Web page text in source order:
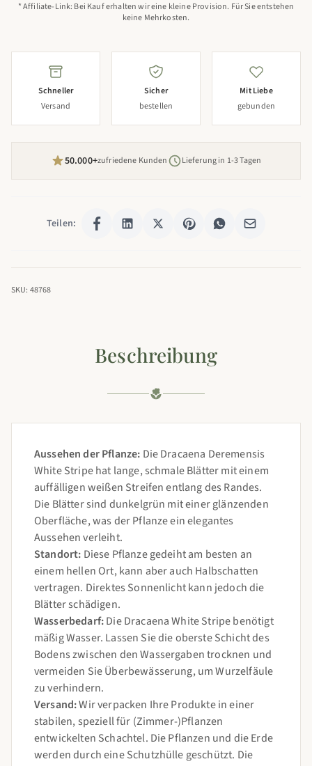
* Affiliate-Link: Bei Kauf erhalten wir eine kleine Provision. Für Sie entstehen
keine Mehrkosten.
Schneller
Versand
Sicher
bestellen
Mit Liebe
gebunden
50.000+zufriedene Kunden Lieferung in 1-3 Tagen
Teilen:
SKU: 48768
Beschreibung
Aussehen der Pflanze: Die Dracaena Deremensis
White Stripe hat lange, schmale Blätter mit einem
auffälligen weißen Streifen entlang des Randes.
Die Blätter sind dunkelgrün mit einer glänzenden
Oberfläche, was der Pflanze ein elegantes
Aussehen verleiht.
Standort: Diese Pflanze gedeiht am besten an
einem hellen Ort, kann aber auch Halbschatten
vertragen. Direktes Sonnenlicht kann jedoch die
Blätter schädigen.
Wasserbedarf:Die Dracaena White Stripe benötigt
mäßig Wasser. Lassen Sie die oberste Schicht des
Bodens zwischen den Wassergaben trocknen und
vermeiden Sie Überbewässerung, um Wurzelfäule
zu verhindern.
Versand:Wir verpacken Ihre Produkte in einer
stabilen, speziell für (Zimmer-)Pflanzen
entwickelten Schachtel. Die Pflanzen und die Erde
werden durch eine Schutzhülle geschützt. Die